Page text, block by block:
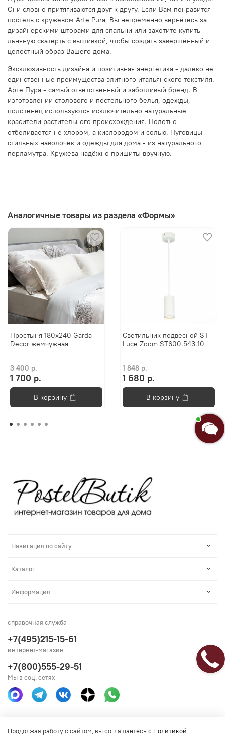
Они словно притягиваются друг к другу. Если Вам понравится
постель с кружевом Arte Pura, Вы непременно вернётесь за
дизайнерскими шторами для спальни или захотите купить
льняную скатерть с вышивкой, чтобы создать завершённый и
целостный образ Вашего дома.
Эксклюзивность дизайна и позитивная энергетика - далеко не
единственные преимущества элитного итальянского текстиля.
Арте Пура - самый ответственный и заботливый бренд. В
изготовлении столового и постельного белья, одежды,
полотенец используются исключительно натуральные
красители растительного происхождения. Полотно
отбеливается не хлором, а кислородом и солью. Пуговицы
стильных наволочек и одежды для дома - из натурального
перламутра. Кружева надёжно пришиты вручную.
Аналогичные товары из раздела «Формы»
Простыня 180x240 Garda
Decor жемчужная
3 400 р.
1 700 р.
В корзину
Светильник подвесной ST
Luce Zoom ST600.543.10
1 848 р.
1 680 р.
В корзину
Навигация по сайту
Каталог
Информация
Получить консультацию
справочная служба
+7(495)215-15-61
интернет-магазин
+7(800)555-29-51
Мы в соц. сетях
Продолжая работу с сайтом, вы соглашаетесь с Политикой